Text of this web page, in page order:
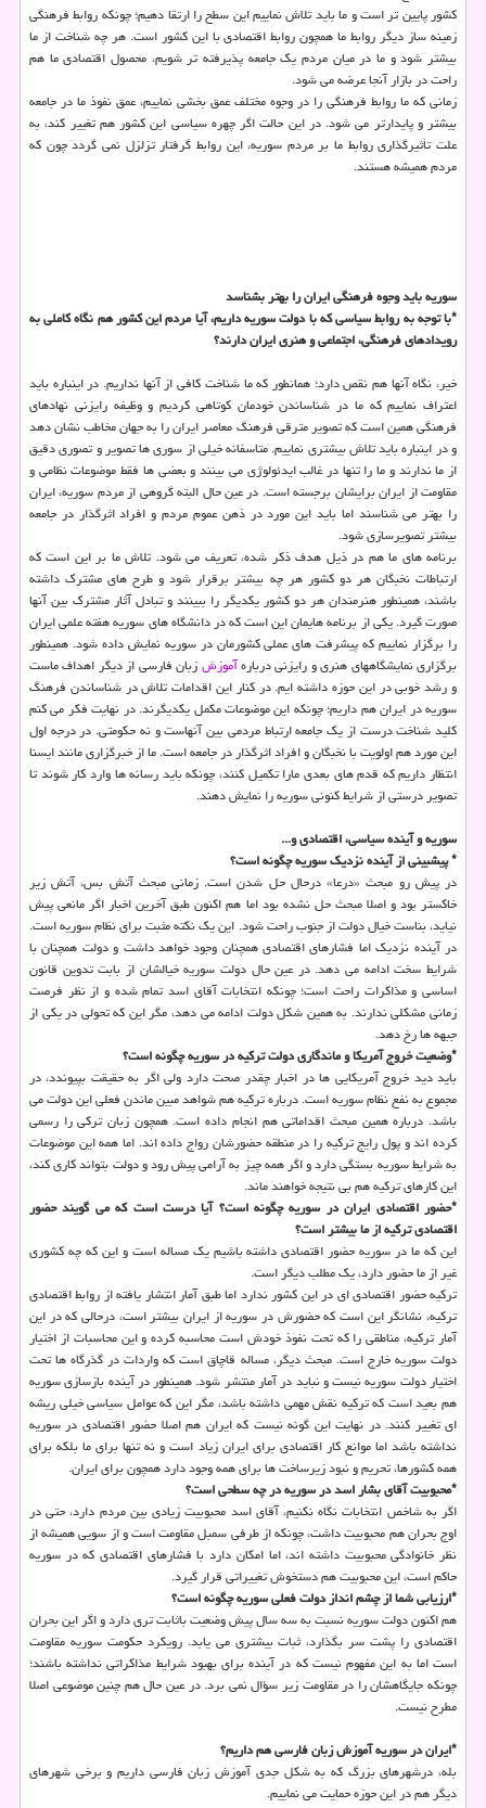
کشور پایین تر است و ما باید تلاش نماییم این سطح را ارتقا دهیم؛ چونکه روابط فرهنگی
زمینه ساز دیگر روابط ما همچون روابط اقتصادی با این کشور است. هر چه شناخت از ما
بیشتر شود و ما در میان مردم یک جامعه پذیرفته تر شویم، محصول اقتصادی ما هم
راحت در بازار آنجا عرضه می شود.
زمانی که ما روابط فرهنگی را در وجوه مختلف عمق بخشی نماییم، عمق نفوذ ما در جامعه
بیشتر و پایدارتر می شود. در این حالت اگر چهره سیاسی این کشور هم تغییر کند، به
علت تأثیرگذاری روابط ما بر مردم سوریه، این روابط گرفتار تزلزل نمی گردد چون که
مردم همیشه هستند.
سوریه باید وجوه فرهنگی ایران را بهتر بشناسد
*با توجه به روابط سیاسی که با دولت سوریه داریم، آیا مردم این کشور هم نگاه کاملی به
رویدادهای فرهنگی، اجتماعی و هنری ایران دارند؟
خیر، نگاه آنها هم نقص دارد؛ همانطور که ما شناخت کافی از آنها نداریم. در اینباره باید
اعتراف نماییم که ما در شناساندن خودمان کوتاهی کردیم و وظیفه رایزنی نهادهای
فرهنگی همین است که تصویر مترقی فرهنگ معاصر ایران را به جهان مخاطب نشان دهد
و در اینباره باید تلاش بیشتری نماییم. متاسفانه خیلی از سوری ها تصویر و تصوری دقیق
از ما ندارند و ما را تنها در غالب ایدئولوژی می بینند و بعضی ها فقط موضوعات نظامی و
مقاومت از ایران برایشان برجسته است. در عین حال البته گروهی از مردم سوریه، ایران
را بهتر می شناسند اما باید این مورد در ذهن عموم مردم و افراد اثرگذار در جامعه
بیشتر تصویرسازی شود.
برنامه های ما هم در ذیل هدف ذکر شده، تعریف می شود. تلاش ما بر این است که
ارتباطات نخبگان هر دو کشور هر چه بیشتر برقرار شود و طرح های مشترک داشته
باشند، همینطور هنرمندان هر دو کشور یکدیگر را ببینند و تبادل آثار مشترک بین آنها
صورت گیرد. یکی از برنامه هایمان این است که در دانشگاه های سوریه هفته علمی ایران
را برگزار نماییم که پیشرفت های عملی کشورمان در سوریه نمایش داده شود. همینطور
برگزاری نمایشگاههای هنری و رایزنی دربارهآموزشزبان فارسی از دیگر اهداف ماست
و رشد خوبی در این حوزه داشته ایم. در کنار این اقدامات تلاش در شناساندن فرهنگ
سوریه در ایران هم داریم؛ چونکه این موضوعات مکمل یکدیگرند. در نهایت فکر می کنم
کلید شناخت درست از یک جامعه ارتباط مردمی بین آنهاست و نه حکومتی. در درجه اول
این مورد هم اولویت با نخبگان و افراد اثرگذار در جامعه است. ما از خبرگزاری مانند ایسنا
انتظار داریم که قدم های بعدی مارا تکمیل کنند، چونکه باید رسانه ها وارد کار شوند تا
تصویر درستی از شرایط کنونی سوریه را نمایش دهند.
سوریه و آینده سیاسی، اقتصادی و...
* پیشبینی از آینده نزدیک سوریه چگونه است؟
در پیش رو مبحث «درعا» درحال حل شدن است. زمانی مبحث آتش بس، آتش زیر
خاکستر بود و اصلا مبحث حل نشده بود اما هم اکنون طبق آخرین اخبار اگر مانعی پیش
نیاید، بناست خیال دولت از جنوب راحت شود. این یک نکته مثبت برای نظام سوریه است.
در آینده نزدیک اما فشارهای اقتصادی همچنان وجود خواهد داشت و دولت همچنان با
شرایط سخت ادامه می دهد. در عین حال دولت سوریه خیالشان از بابت تدوین قانون
اساسی و مذاکرات راحت است؛ چونکه انتخابات آقای اسد تمام شده و از نظر فرصت
زمانی مشکلی ندارند. به همین شکل دولت ادامه می دهد، مگر این که تحولی در یکی از
جبهه ها رخ دهد.
*وضعیت خروج آمریکا و ماندگاری دولت ترکیه در سوریه چگونه است؟
باید دید خروج آمریکایی ها در اخبار چقدر صحت دارد ولی اگر به حقیقت بپیوندد، در
مجموع به نفع نظام سوریه است. درباره ترکیه هم شواهد مبین ماندن فعلی این دولت می
باشد. درباره همین مبحث اقداماتی هم انجام داده است. همچون زبان ترکی را رسمی
کرده اند و پول رایج ترکیه را در منطقه حضورشان رواج داده اند. اما همه این موضوعات
به شرایط سوریه بستگی دارد و اگر همه چیز به آرامی پیش رود و دولت بتواند کاری کند،
این کارهای ترکیه هم بی نتیجه خواهند ماند.
*حضور اقتصادی ایران در سوریه چگونه است؟ آیا درست است که می گویند حضور
اقتصادی ترکیه از ما بیشتر است؟
این که ما در سوریه حضور اقتصادی داشته باشیم یک مساله است و این که چه کشوری
غیر از ما حضور دارد، یک مطلب دیگر است.
ترکیه حضور اقتصادی ای در این کشور ندارد اما طبق آمار انتشار یافته از روابط اقتصادی
ترکیه، نشانگر این است که حضورش در سوریه از ایران بیشتر است، درحالی که در این
آمار ترکیه، مناطقی را که تحت نفوذ خودش است محاسبه کرده و این محاسبات از اختیار
دولت سوریه خارج است. مبحث دیگر، مساله قاچاق است که واردات در گذرگاه ها تحت
اختیار دولت سوریه نیست و نباید در آمار منتشر شود. همینطور در آینده بازسازی سوریه
هم بعید است که ترکیه نقش مهمی داشته باشد، مگر این که عوامل سیاسی خیلی ریشه
ای تغییر کنند. در نهایت این گونه نیست که ایران هم اصلا حضور اقتصادی در سوریه
نداشته باشد اما موانع کار اقتصادی برای ایران زیاد است و نه تنها برای ما بلکه برای
همه کشورها، تحریم و نبود زیرساخت ها برای همه وجود دارد همچون برای ایران.
*محبوبیت آقای بشار اسد در سوریه در چه سطحی است؟
اگر به شاخص انتخابات نگاه نکنیم، آقای اسد محبوبیت زیادی بین مردم دارد، حتی در
اوج بحران هم محبوبیت داشت، چونکه از طرفی سمبل مقاومت است و از سویی همیشه از
نظر خانوادگی محبوبیت داشته اند، اما امکان دارد با فشارهای اقتصادی که در سوریه
حاکم است، این محبوبیت هم دستخوش تغییراتی قرار گیرد.
*ارزیابی شما از چشم انداز دولت فعلی سوریه چگونه است؟
هم اکنون دولت سوریه نسبت به سه سال پیش وضعیت باثابت تری دارد و اگر این بحران
اقتصادی را پشت سر بگذارد، ثبات بیشتری می یابد. رویکرد حکومت سوریه مقاومت
است اما به این مفهوم نیست که در آینده برای بهبود شرایط مذاکراتی نداشته باشند؛
چونکه جایگاهشان را در مقاومت زیر سؤال نمی برد. در عین حال هم چنین موضوعی اصلا
مطرح نیست.
*ایران در سوریه آموزش زبان فارسی هم داریم؟
بله، درشهرهای بزرگ که به شکل جدی آموزش زبان فارسی داریم و برخی شهرهای
دیگر هم در این حوزه حمایت می نماییم.